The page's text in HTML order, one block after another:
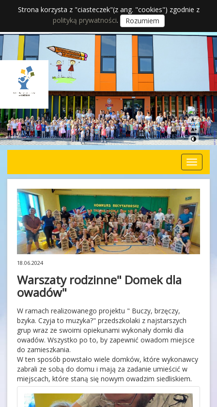
Strona korzysta z "ciasteczek"(z ang. "cookies") zgodnie z
polityką prywatności. Rozumiem
18.06.2024
Warszaty rodzinne" Domek dla
owadów"
W ramach realizowanego projektu " Buczy, brzęczy,
bzyka. Czyja to muzyka?" przedszkolaki z najstarszych
grup wraz ze swoimi opiekunami wykonały domki dla
owadów. Wszystko po to, by zapewnić owadom miejsce
do zamieszkania.
W ten sposób powstało wiele domków, które wykonawcy
zabrali ze sobą do domu i mają za zadanie umieścić w
miejscach, które staną się nowym owadzim siedliskiem.